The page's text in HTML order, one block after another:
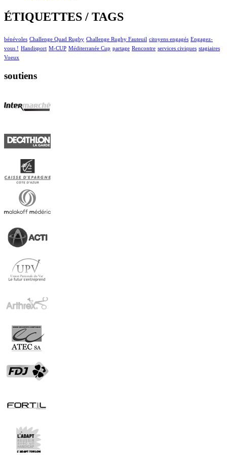
ÉTIQUETTES / TAGS
bénévoles Challenge Quad Rugby Challenge Rugby Fauteuil citoyens engagés Engagez-
vous ! Handisport M-CUP Méditerranée Cup partage Rencontre services civiques stagiaires
Voeux
soutiens